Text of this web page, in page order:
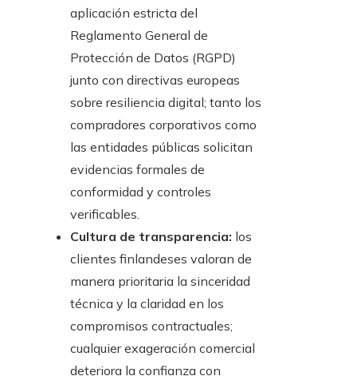
aplicación estricta del
Reglamento General de
Protección de Datos (RGPD)
junto con directivas europeas
sobre resiliencia digital; tanto los
compradores corporativos como
las entidades públicas solicitan
evidencias formales de
conformidad y controles
verificables.
Cultura de transparencia: los
clientes finlandeses valoran de
manera prioritaria la sinceridad
técnica y la claridad en los
compromisos contractuales;
cualquier exageración comercial
deteriora la confianza con